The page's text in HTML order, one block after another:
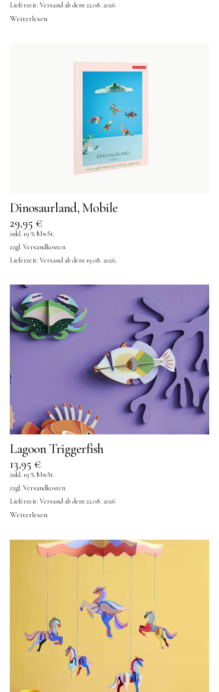
Lieferzeit: Versand ab dem 22.08. 2026
Weiterlesen
Dinosaurland, Mobile
29,95 €
inkl. 19 % MwSt.
zzgl. Versandkosten
Lieferzeit: Versand ab dem 19.08. 2026.
Lagoon Triggerfish
13,95 €
inkl. 19 % MwSt.
zzgl. Versandkosten
Lieferzeit: Versand ab dem 22.08. 2026
Weiterlesen